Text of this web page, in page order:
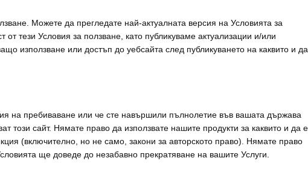
Можете да прегледате най-актуалната версия на Условията за
тези Условия за ползване, като публикуваме актуализации и/или
използване или достъп до уебсайта след публикуването на каквито и да
на пребиваване или че сте навършили пълнолетие във вашата държава
този сайт. Нямате право да използвате нашите продукти за каквито и да е
(включително, но не само, закони за авторското право). Нямате право
ще доведе до незабавно прекратяване на вашите Услуги.